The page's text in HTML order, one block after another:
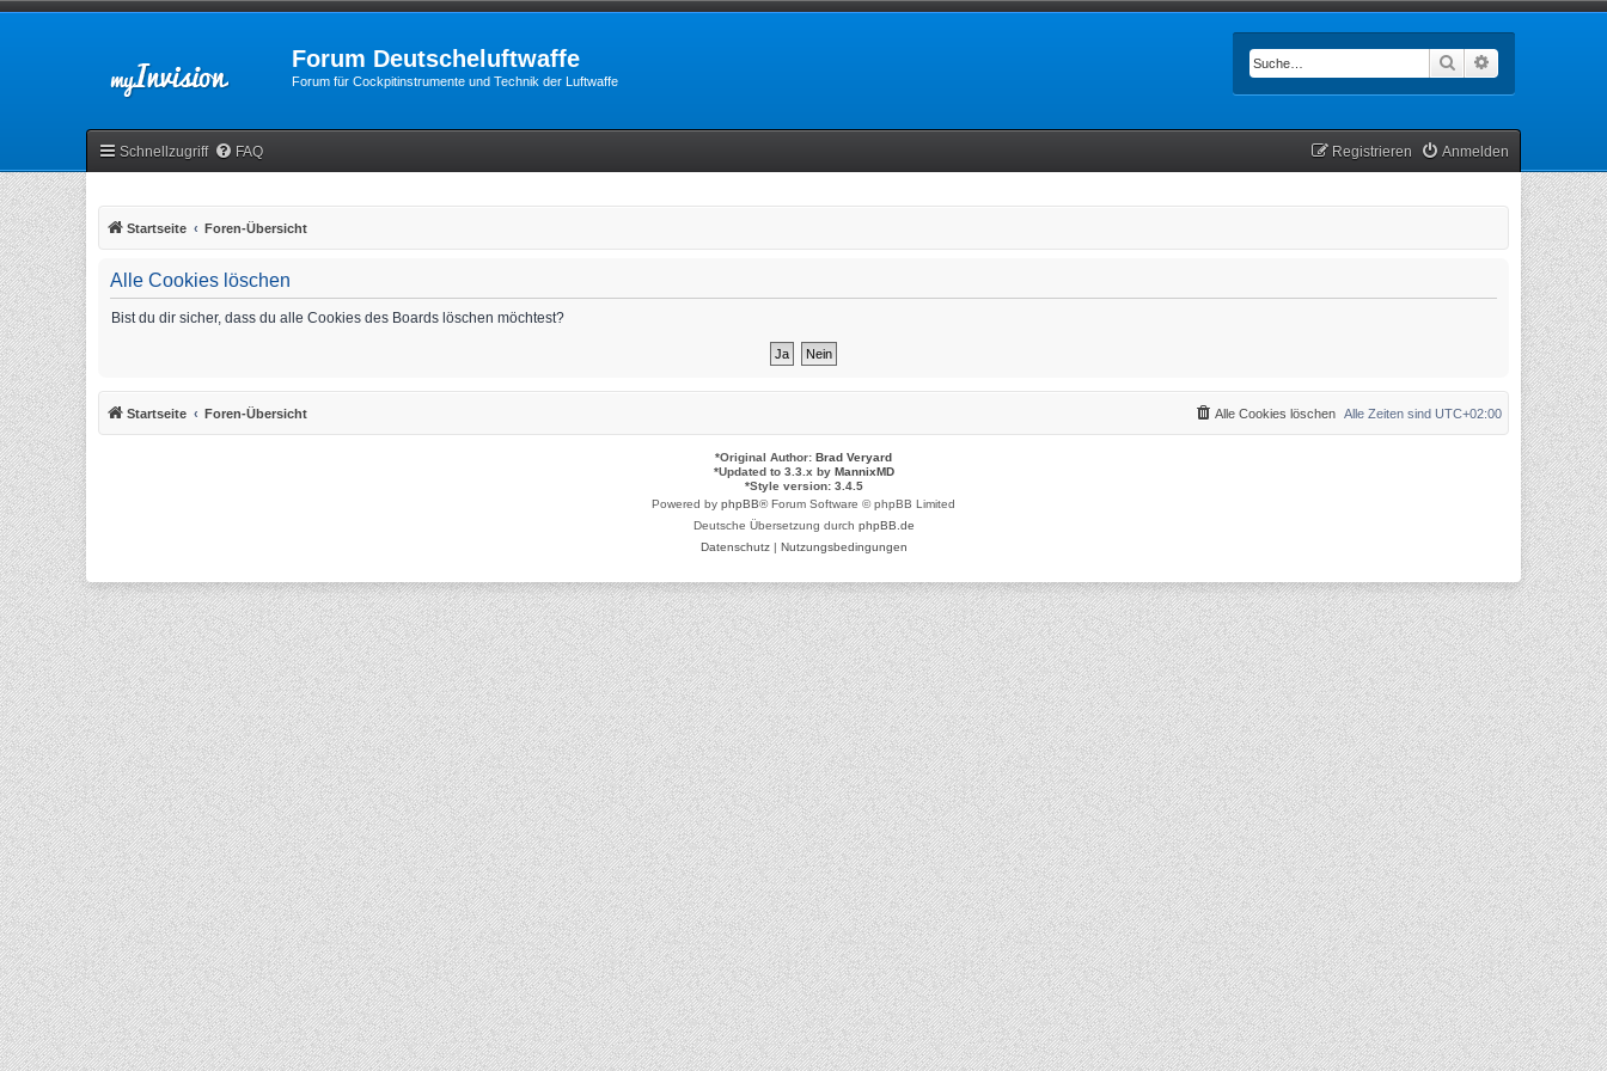
Forum Deutscheluftwaffe
Forum für Cockpitinstrumente und Technik der Luftwaffe
Suche
Schnellzugriff FAQ Anmelden
Registrieren
Startseite Foren-Übersicht
Alle Cookies löschen
Bist du dir sicher, dass du alle Cookies des Boards löschen möchtest?
Startseite Foren-Übersicht Alle Zeiten sind UTC+02:00
Alle Cookies löschen
*Original Author: Brad Veryard
*Updated to 3.3.x by MannixMD
*Style version: 3.4.5
Powered by phpBB® Forum Software © phpBB Limited
Deutsche Übersetzung durch phpBB.de
Datenschutz| Nutzungsbedingungen